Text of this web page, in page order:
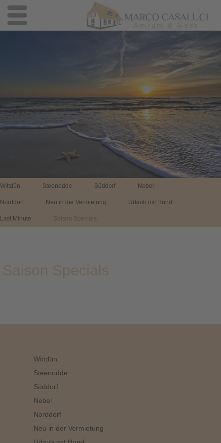
Wittdün Steenodde Süddorf Nebel
Norddorf Neu in der Vermietung Urlaub mit Hund
Last Minute Saison Specials
Saison Specials
Wittdün
Steenodde
Süddorf
Nebel
Norddorf
Neu in der Vermietung